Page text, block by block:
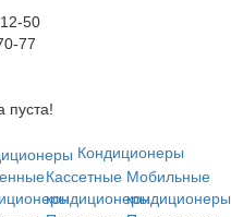
50
77
пуста!
Кондиционеры
Кассетные
кондиционеры
Мобильные
кондиционеры